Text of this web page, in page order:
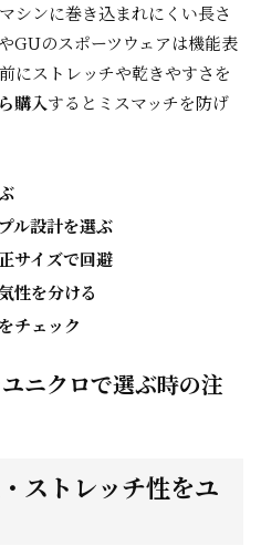
シンに巻き込まれにくい長さ
GUのスポーツウェアは機能表
にストレッチや乾きやすさを
購入するとミスマッチを防げ
ル設計を選ぶ
サイズで回避
性を分ける
チェック
ニクロで選ぶ時の注
ストレッチ性をユ